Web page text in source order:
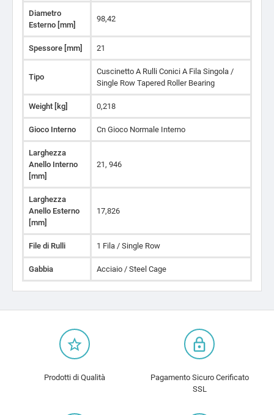
Diametro
Esterno [mm]
98,42
Spessore [mm] 21
Tipo
Cuscinetto A Rulli Conici A Fila Singola /
Single Row Tapered Roller Bearing
Weight [kg] 0,218
Gioco Interno Cn Gioco Normale Interno
Larghezza
Anello Interno
[mm]
21, 946
Larghezza
Anello Esterno
[mm]
17,826
File di Rulli 1 Fila / Single Row
Gabbia Acciaio / Steel Cage
star_border
Prodotti di Qualità
lock_outline
Pagamento Sicuro Cerificato
SSL